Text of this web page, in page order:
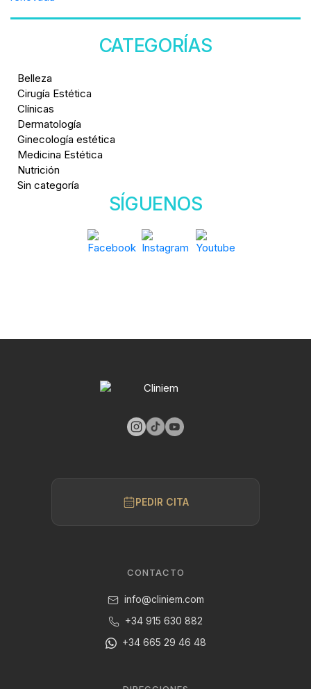
CATEGORÍAS
Belleza
Cirugía Estética
Clínicas
Dermatología
Ginecología estética
Medicina Estética
Nutrición
Sin categoría
SÍGUENOS
PEDIR CITA
CONTACTO
info@cliniem.com
+34 915 630 882
+34 665 29 46 48